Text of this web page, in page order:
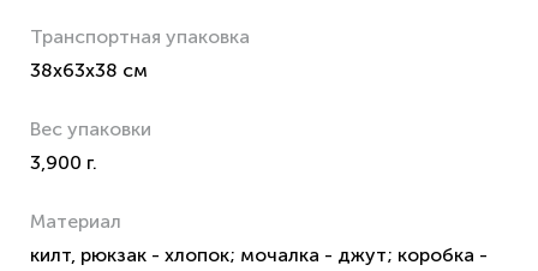
Транспортная упаковка
38x63x38 см
Вес упаковки
3,900 г.
Материал
килт, рюкзак - хлопок; мочалка - джут; коробка -